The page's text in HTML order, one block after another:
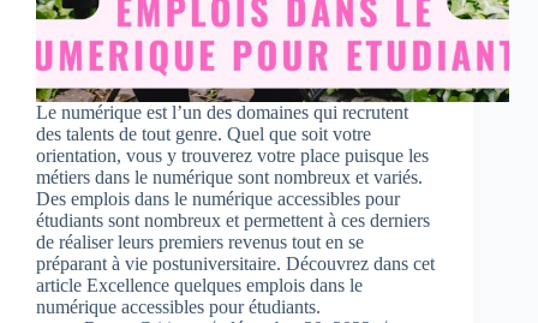
Le numérique est l’un des domaines qui recrutent
des talents de tout genre. Quel que soit votre
orientation, vous y trouverez votre place puisque les
métiers dans le numérique sont nombreux et variés.
Des emplois dans le numérique accessibles pour
étudiants sont nombreux et permettent à ces derniers
de réaliser leurs premiers revenus tout en se
préparant à vie postuniversitaire. Découvrez dans cet
article Excellence quelques emplois dans le
numérique accessibles pour étudiants.